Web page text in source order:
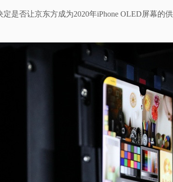
是否让京东方成为2020年iPhone OLED屏幕